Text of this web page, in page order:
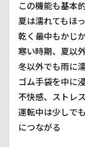
この機能も基本
夏は濡れてもほ
乾く最中もかじ
寒い時期、夏以
冬以外でも雨に
ゴム手袋を中に
不快感、ストレ
運転中は少しで
につながる